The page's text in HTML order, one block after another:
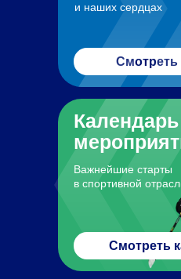
и наших сердцах
Календарь
Смотреть
Важнейшие старты
в спортивной
Смотреть